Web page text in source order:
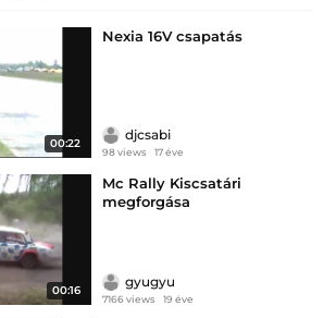
00:22
Nexia 16V csapatás
djcsabi
98 views 17 éve
00:16
Mc Rally Kiscsatári
megforgása
gyugyu
7166 views 19 éve